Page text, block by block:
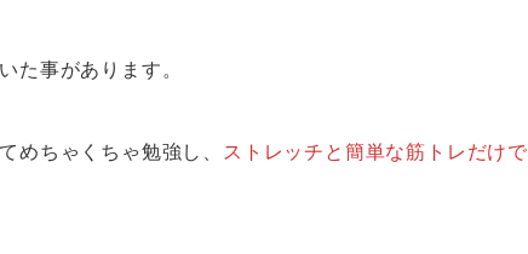
た事があります。
めちゃくちゃ勉強し、 ストレッチと簡単な筋トレだけで